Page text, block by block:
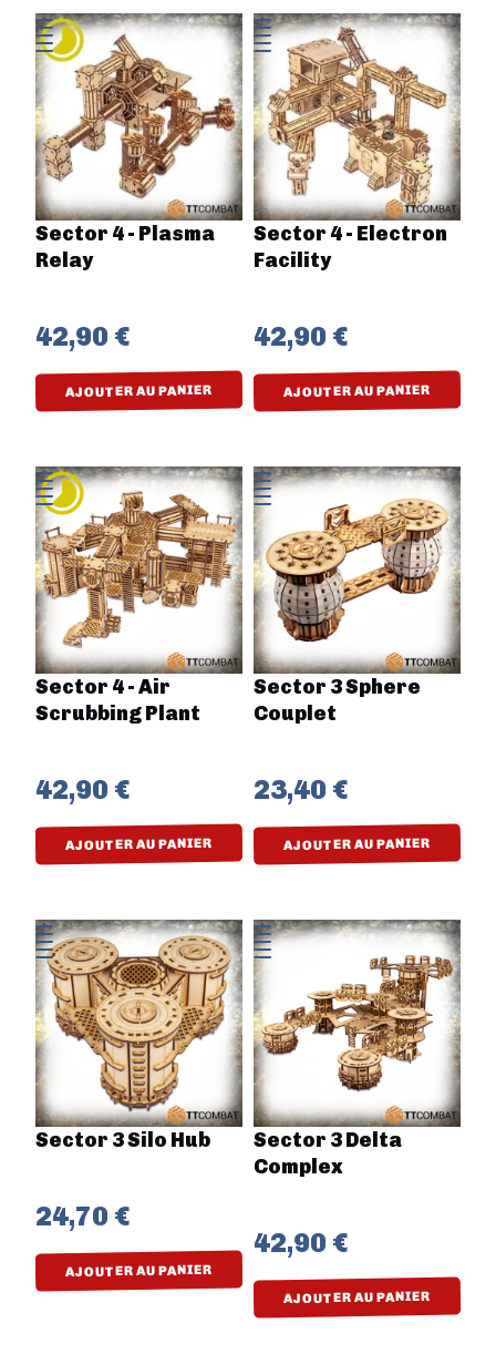
Sector 4 - Plasma
Relay
42,90 €
AJOUTER AU PANIER
Sector 4 - Electron
Facility
42,90 €
AJOUTER AU PANIER
Sector 4 - Air
Scrubbing Plant
42,90 €
AJOUTER AU PANIER
Sector 3 Sphere
Couplet
23,40 €
AJOUTER AU PANIER
Sector 3 Silo Hub
24,70 €
AJOUTER AU PANIER
Sector 3 Delta
Complex
42,90 €
AJOUTER AU PANIER